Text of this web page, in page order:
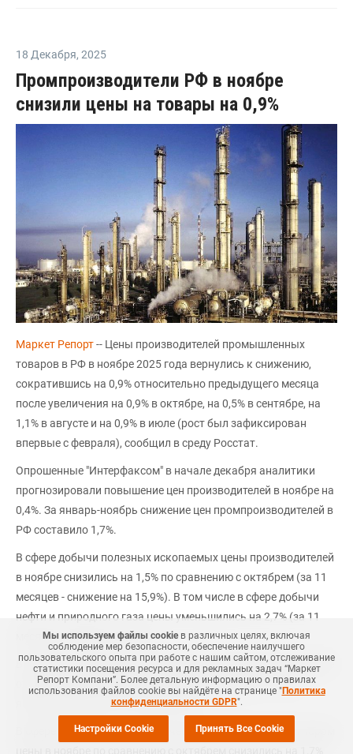
18 Декабря, 2025
Промпроизводители РФ в ноябре
снизили цены на товары на 0,9%
Маркет Репорт-- Цены производителей промышленных
товаров в РФ в ноябре 2025 года вернулись к снижению,
сократившись на 0,9% относительно предыдущего месяца
после увеличения на 0,9% в октябре, на 0,5% в сентябре, на
1,1% в августе и на 0,9% в июле (рост был зафиксирован
впервые с февраля), сообщил в среду Росстат.
Опрошенные "Интерфаксом" в начале декабря аналитики
прогнозировали повышение цен производителей в ноябре на
0,4%. За январь-ноябрь снижение цен промпроизводителей в
РФ составило 1,7%.
В сфере добычи полезных ископаемых цены производителей
в ноябре снизились на 1,5% по сравнению с октябрем (за 11
месяцев - снижение на 15,9%). В том числе в сфере добычи
нефти и природного газа цены уменьшились на 2,7% (за 11
месяцев - упали на 24,3%).
В обрабатывающих отраслях цены производителей в ноябре
относительно предыдущего месяца просели на 0,7% (за
январь-ноябрь рост составил 0,6%).
В сфере обеспечения электрической энергией, газом и паром
Мы используем файлы cookieв различных целях, включая
соблюдение мер безопасности, обеспечение наилучшего
пользовательского опыта при работе с нашим сайтом, отслеживание
статистики посещения ресурса и для рекламных задач “Маркет
Репорт Компани”. Более детальную информацию о правилах
использования файлов cookie вы найдёте на странице "Политика
конфиденциальности GDPR".
Настройки Cookie Принять Все Cookie